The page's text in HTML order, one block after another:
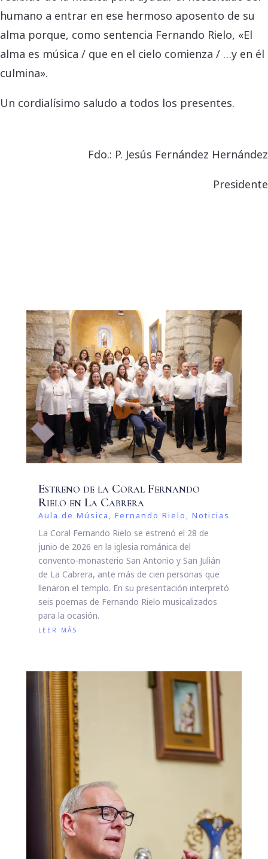
humano a entrar en ese hermoso aposento de su
alma porque, como sentencia Fernando Rielo, «El
alma es música / que en el cielo comienza / …y en él
culmina».
Un cordialísimo saludo a todos los presentes.
Fdo.: P. Jesús Fernández Hernández
Presidente
Estreno de la Coral Fernando
Rielo en La Cabrera
Aula de Música , Fernando Rielo , Noticias
La Coral Fernando Rielo se estrenó el 28 de
junio de 2026 en la iglesia románica del
convento-monasterio San Antonio y San Julián
de La Cabrera, ante más de cien personas que
llenaron el templo. En su presentación interpretó
seis poemas de Fernando Rielo musicalizados
para la ocasión.
leer más